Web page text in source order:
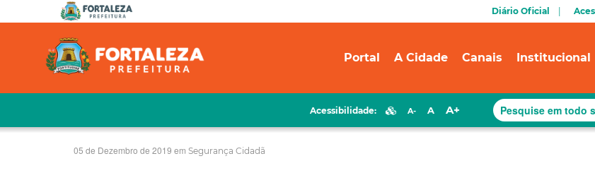
Diário Oficial
Portal A Cidade Canais Institucional
Acessibilidade: A- A A+
05 de Dezembro de 2019 em Segurança Cidadã